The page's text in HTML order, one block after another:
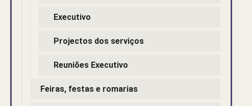
Executivo
Projectos dos serviços
Reuniões Executivo
Feiras, festas e romarias